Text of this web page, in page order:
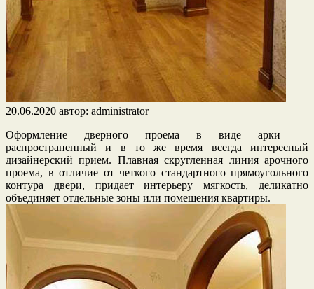
20.06.2020 автор: administrator
Оформление дверного проема в виде арки —
распространенный и в то же время всегда интересный
дизайнерский прием. Плавная скругленная линия арочного
проема, в отличие от четкого стандартного прямоугольного
контура двери, придает интерьеру мягкость, деликатно
объединяет отдельные зоны или помещения квартиры.